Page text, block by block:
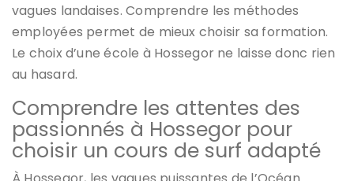
vagues landaises. Comprendre les méthodes
employées permet de mieux choisir sa formation.
Le choix d’une école à Hossegor ne laisse donc rien
au hasard.
Comprendre les attentes des
passionnés à Hossegor pour
choisir un cours de surf adapté